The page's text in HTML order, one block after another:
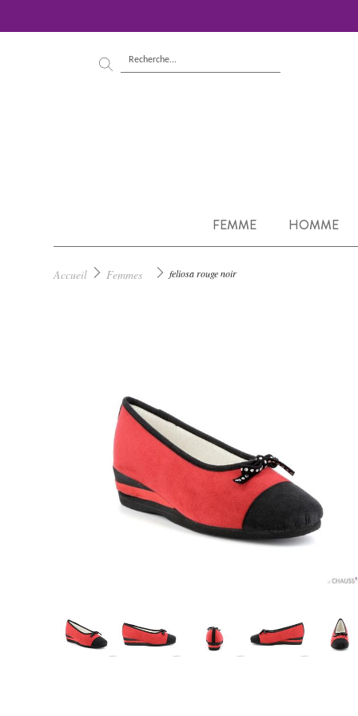
FEMME HOMME
Accueil Femmes feliosa rouge noir